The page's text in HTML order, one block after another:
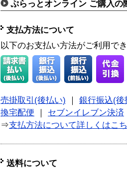
ぷらっとオンライン ご購入の
支払方法について
以下のお支払い方法がご利用で
売掛取引(後払い) ｜ 銀行振込(後
換宅配便 ｜ セブンイレブン決済
⇒支払方法について詳しくはこ
送料について